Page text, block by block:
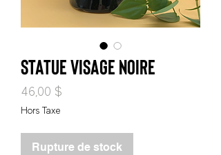
Statue visage noire
46,00 $
Hors Taxe
Rupture de stock